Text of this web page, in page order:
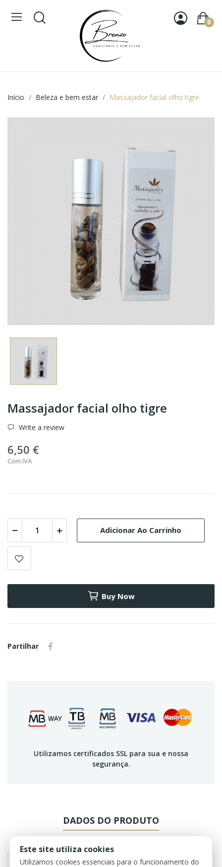
0
Início Beleza e bem estar Massajador facial olho tigre
Massajador facial olho tigre
Write a review
6,50 €
Com IVA
Adicionar Ao Carrinho
Buy Now
Partilhar
Utilizamos certificados SSL para sua e nossa
segurança.
DADOS DO PRODUTO
REVIEWS
Este site utiliza cookies
Utilizamos cookies essenciais para o funcionamento do